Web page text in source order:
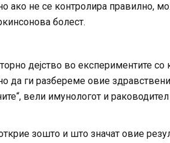
ако не се контролира правилно,
болест.
дејство во експериментите со
да ги разбереме овие
вели имунологот и раководител
зошто и што значат овие